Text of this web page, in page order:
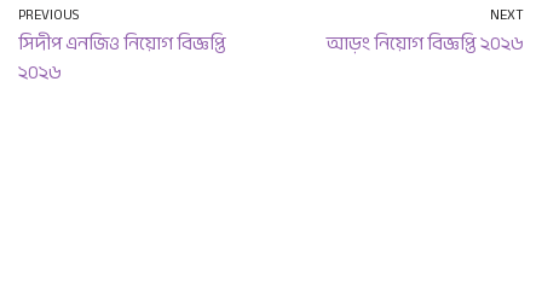
PREVIOUS
সিদীপ এনজিও নিয়োগ বিজ্ঞপ্তি
২০২৬
NEXT
আড়ং নিয়োগ বিজ্ঞপ্তি ২০২৬